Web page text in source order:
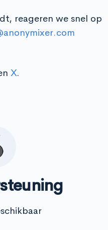
reageren we snel op
X.